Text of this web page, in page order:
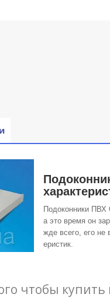
Подоконники ПВХ
а это время он
жде всего, его не
еристик.
чтобы